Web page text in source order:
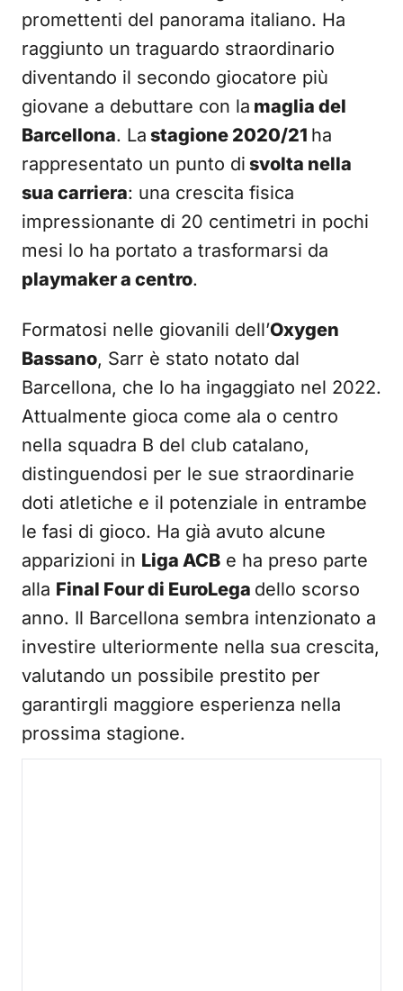
promettenti del panorama italiano. Ha
raggiunto un traguardo straordinario
diventando il secondo giocatore più
giovane a debuttare con la maglia del
Barcellona. La stagione 2020/21 ha
rappresentato un punto di svolta nella
sua carriera: una crescita fisica
impressionante di 20 centimetri in pochi
mesi lo ha portato a trasformarsi da
playmaker a centro.
Formatosi nelle giovanili dell’Oxygen
Bassano, Sarr è stato notato dal
Barcellona, che lo ha ingaggiato nel 2022.
Attualmente gioca come ala o centro
nella squadra B del club catalano,
distinguendosi per le sue straordinarie
doti atletiche e il potenziale in entrambe
le fasi di gioco. Ha già avuto alcune
apparizioni in Liga ACB e ha preso parte
alla Final Four di EuroLega dello scorso
anno. Il Barcellona sembra intenzionato a
investire ulteriormente nella sua crescita,
valutando un possibile prestito per
garantirgli maggiore esperienza nella
prossima stagione.